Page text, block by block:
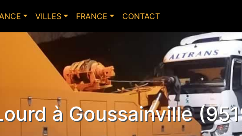
VILLES FRANCE CONTACT
à Goussainville